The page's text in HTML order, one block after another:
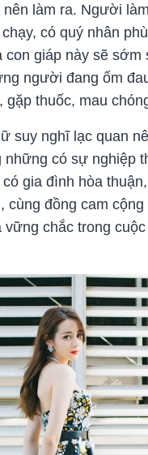
làm ra. Người
có quý nhân
con giáp này sẽ sớm
người đang ốm
gặp thuốc, mau
suy nghĩ lạc quan
có sự nghiệp
gia đình hòa
cùng đồng cam
chắc trong